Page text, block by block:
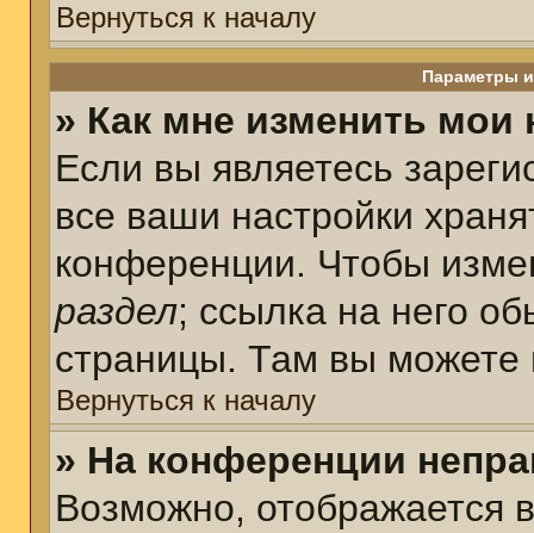
Вернуться к началу
Параметры
» Как мне изменить мои
Если вы являетесь
все ваши настройки
конференции. Чтобы
раздел; ссылка на него
страницы. Там вы можете
Вернуться к началу
» На конференции
Возможно, отображается